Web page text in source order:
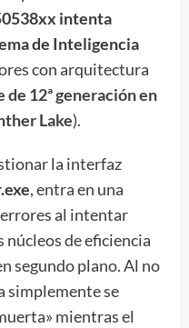
intenta
de Inteligencia
con arquitectura
de 12ª generación en
Lake).
la interfaz
, entra en una
al intentar
núcleos de eficiencia
segundo plano. Al no
simplemente se
mientras el